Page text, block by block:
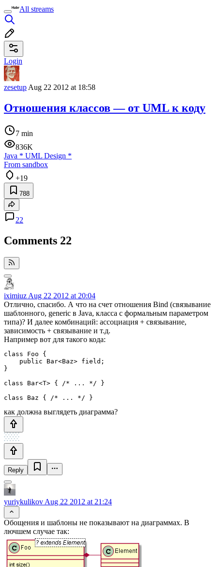
All streams
Login
zesetup Aug 22 2012 at 18:58
Отношения классов — от UML к коду
7 min
836K
Java * UML Design *
From sandbox
+19
788
22
Comments 22
iximiuz Aug 22 2012 at 20:04
Отлично, спасибо. А что на счет отношения Bind (связывание
шаблонного, generic в Java, класса с формальным параметром
типа)? И далее комбинаций: ассоциация + связывание,
зависимость + связывание и т.д.
Например вот для такого кода:
class Foo {
    public Bar<Baz> field;
}
class Bar<T> { /* ... */ }
как должна выглядеть диаграмма?
Reply
yuriykulikov Aug 22 2012 at 21:24
Обощения и шаблоны не показывают на диаграммах. В
лючшем случае так: